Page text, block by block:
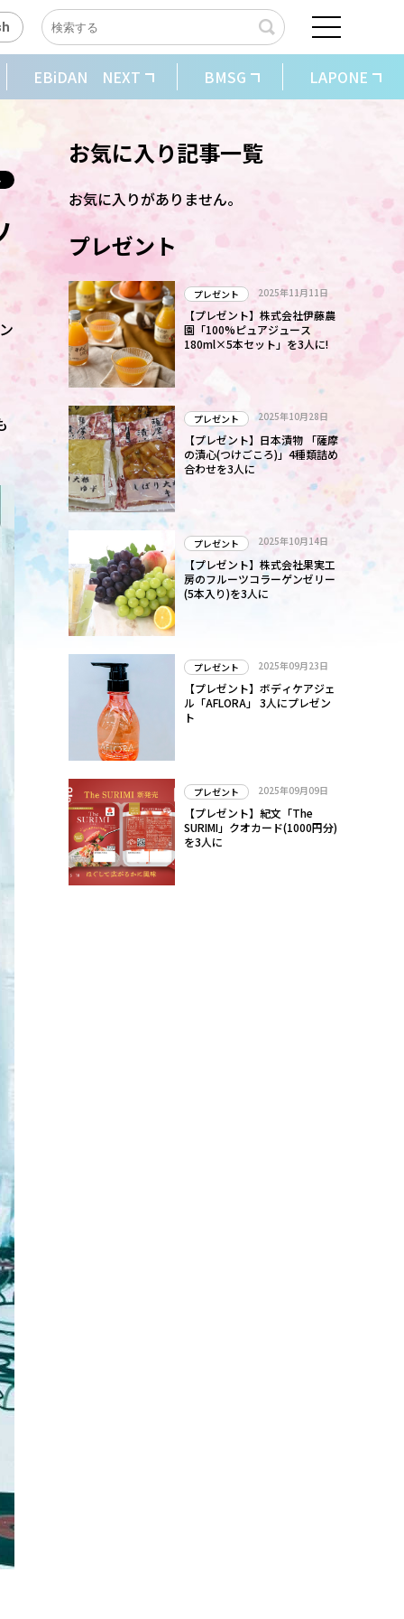
EBiDAN NEXT BMSG LAPONE
お気に入り記事一覧
お気に入りがありません。
プレゼント
プレゼント 2025年11月11日
【プレゼント】株式会社伊藤農
園「100%ピュアジュース
180ml×5本セット」を3人に!
プレゼント 2025年10月28日
【プレゼント】日本漬物 「薩摩
の漬心(つけごころ)」4種類詰め
合わせを3人に
プレゼント 2025年10月14日
【プレゼント】株式会社果実工
房のフルーツコラーゲンゼリー
(5本入り)を3人に
プレゼント 2025年09月23日
【プレゼント】ボディケアジェ
ル「AFLORA」 3人にプレゼン
ト
プレゼント 2025年09月09日
【プレゼント】紀文「The
SURIMI」クオカード(1000円分)
を3人に